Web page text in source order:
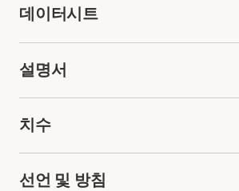
데이터시트
설명서
치수
선언 및 방침